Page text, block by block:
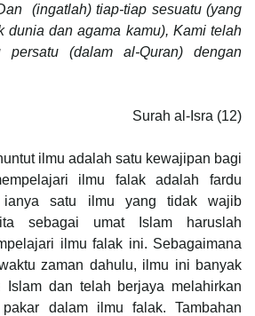
(ingatlah) tiap-tiap sesuatu (yang
dunia dan agama kamu), Kami telah
persatu (dalam al-Quran) dengan
Surah al-Isra (12)
ilmu adalah satu kewajipan bagi
ilmu falak adalah fardu
ianya satu ilmu yang tidak wajib
sebagai umat Islam haruslah
ilmu falak ini. Sebagaimana
zaman dahulu, ilmu ini banyak
Islam dan telah berjaya melahirkan
dalam ilmu falak. Tambahan